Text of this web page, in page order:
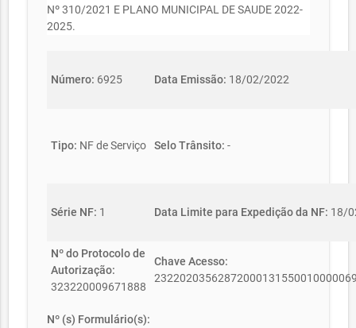
Nº 310/2021 E PLANO MUNICIPAL DE SAUDE 2022-
2025.
Número: 6925 Data Emissão: 18/02/2022
Tipo: NF de Serviço Selo Trânsito: -
Série NF: 1 Data Limite para Expedição da NF: 18/
Nº do Protocolo de
Autorização:
323220009671888
Chave Acesso:
Nº (s) Formulário(s):